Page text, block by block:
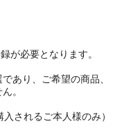
が必要となります。
あり、ご希望の商品、
。
されるご本人様のみ）